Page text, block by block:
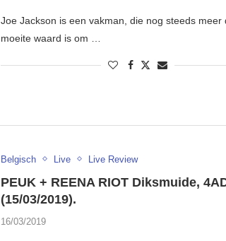
Joe Jackson is een vakman, die nog steeds meer
moeite waard is om …
Belgisch Live Live Review
PEUK + REENA RIOT Diksmuide,
(15/03/2019).
16/03/2019